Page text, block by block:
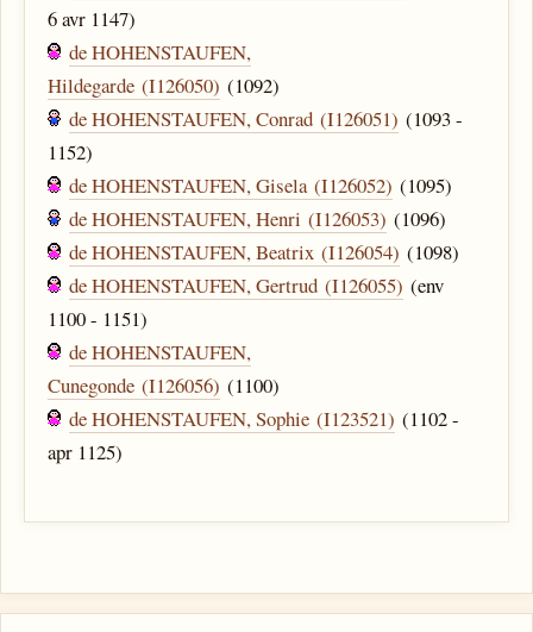
6 avr 1147)
de HOHENSTAUFEN,
Hildegarde (I126050) (1092)
de HOHENSTAUFEN, Conrad (I126051) (1093 -
1152)
de HOHENSTAUFEN, Gisela (I126052) (1095)
de HOHENSTAUFEN, Henri (I126053) (1096)
de HOHENSTAUFEN, Beatrix (I126054) (1098)
de HOHENSTAUFEN, Gertrud (I126055) (env
1100 - 1151)
de HOHENSTAUFEN,
Cunegonde (I126056) (1100)
de HOHENSTAUFEN, Sophie (I123521) (1102 -
apr 1125)